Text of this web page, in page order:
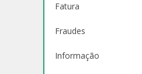
Fatura
Fraudes
Informação